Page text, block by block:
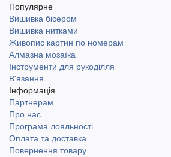
Популярне
Вишивка бісером
Вишивка нитками
Живопис картин по номерам
Алмазна мозаїка
Інструменти для рукоділля
В'язання
Інформація
Партнерам
Про нас
Програма лояльності
Оплата та доставка
Повернення товару